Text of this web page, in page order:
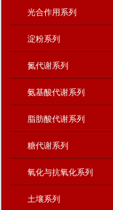
光合作用系列
淀粉系列
氮代谢系列
氨基酸代谢系列
脂肪酸代谢系列
糖代谢系列
氧化与抗氧化系列
土壤系列